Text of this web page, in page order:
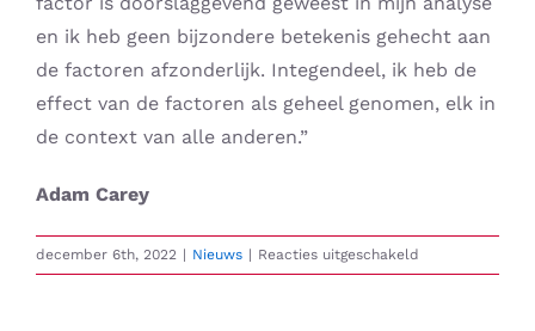
en ik heb geen bijzondere betekenis gehecht aan
de factoren afzonderlijk. Integendeel, ik heb de
effect van de factoren als geheel genomen, elk in
de context van alle anderen.”
Adam Carey
december 6th, 2022 | Nieuws | Reacties uitgeschakeld
Het